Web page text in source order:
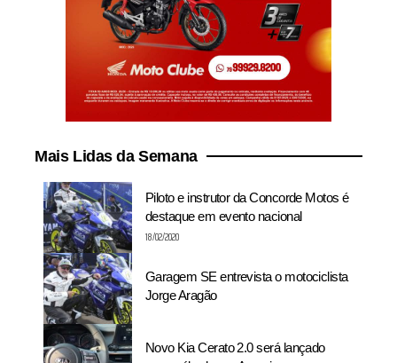
Mais Lidas da Semana
Piloto e instrutor da Concorde Motos é
destaque em evento nacional
18/02/2020
Garagem SE entrevista o motociclista
Jorge Aragão
Novo Kia Cerato 2.0 será lançado